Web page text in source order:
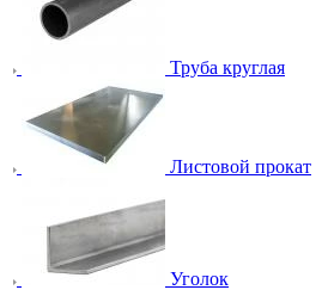
Труба круглая
Листовой прокат
Уголок